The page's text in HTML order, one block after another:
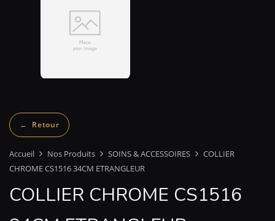
Accueil Nos Produits SOINS & ACCESSOIRES
COLLIER
CHROME CS1516 34CM ETRANGLEUR
COLLIER CHROME CS1516